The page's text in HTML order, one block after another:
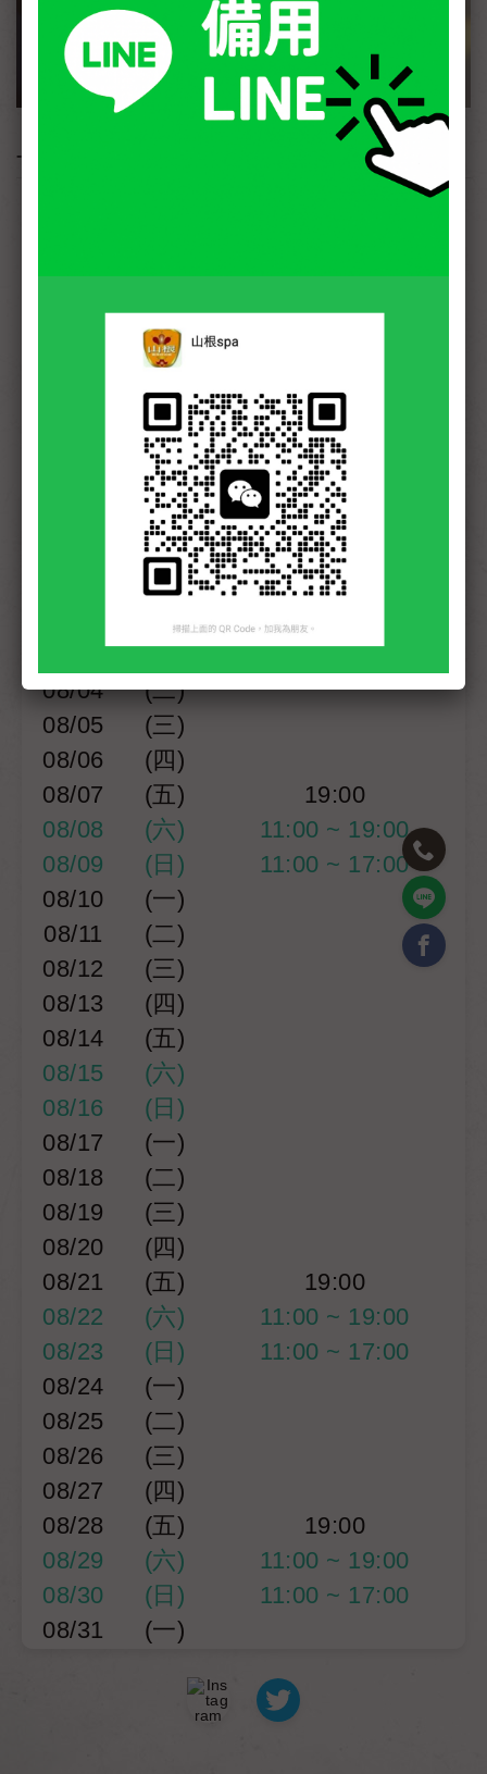
- 詳細介紹 -
星期
WD
開始預約 - 最晚預約
Start - latest time
(六)
(日)
(一)
08/04
(二)
08/05
(三)
08/06
(四)
08/07
(五)
19:00
08/08
(六)
11:00 ~ 19:00
08/09
(日)
11:00 ~ 17:00
08/10
(一)
08/11
(二)
08/12
(三)
08/13
(四)
08/14
(五)
08/15
(六)
08/16
(日)
08/17
(一)
08/18
(二)
08/19
(三)
08/20
(四)
08/21
(五)
19:00
08/22
(六)
11:00 ~ 19:00
08/23
(日)
11:00 ~ 17:00
08/24
(一)
08/25
(二)
08/26
(三)
08/27
(四)
08/28
(五)
19:00
08/29
(六)
11:00 ~ 19:00
08/30
(日)
11:00 ~ 17:00
08/31
(一)